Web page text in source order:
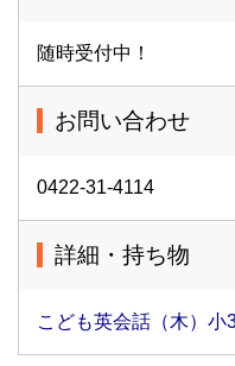
随時受付中！
お問い合わせ
0422-31-4114
詳細・持ち物
こども英会話（木）小